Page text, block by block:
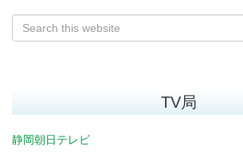
TV局
静岡朝日テレビ